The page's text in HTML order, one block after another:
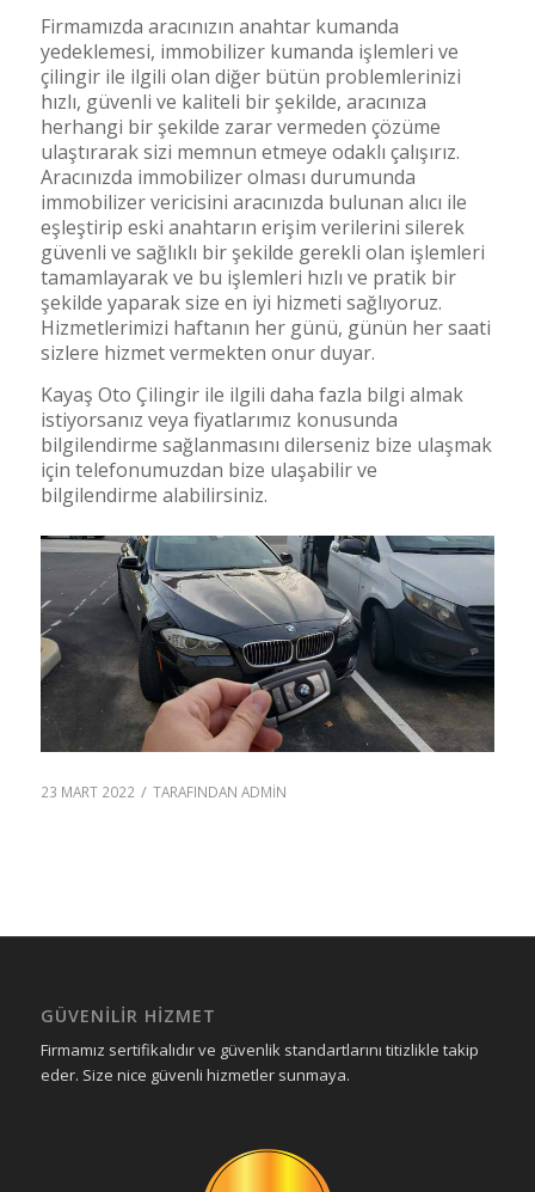
Firmamızda aracınızın anahtar kumanda
yedeklemesi, immobilizer kumanda işlemleri ve
çilingir ile ilgili olan diğer bütün problemlerinizi
hızlı, güvenli ve kaliteli bir şekilde, aracınıza
herhangi bir şekilde zarar vermeden çözüme
ulaştırarak sizi memnun etmeye odaklı çalışırız.
Aracınızda immobilizer olması durumunda
immobilizer vericisini aracınızda bulunan alıcı ile
eşleştirip eski anahtarın erişim verilerini silerek
güvenli ve sağlıklı bir şekilde gerekli olan işlemleri
tamamlayarak ve bu işlemleri hızlı ve pratik bir
şekilde yaparak size en iyi hizmeti sağlıyoruz.
Hizmetlerimizi haftanın her günü, günün her saati
sizlere hizmet vermekten onur duyar.
Kayaş Oto Çilingir ile ilgili daha fazla bilgi almak
istiyorsanız veya fiyatlarımız konusunda
bilgilendirme sağlanmasını dilerseniz bize ulaşmak
için telefonumuzdan bize ulaşabilir ve
bilgilendirme alabilirsiniz.
23 MART 2022 / TARAFINDAN ADMIN
GÜVENILIR HIZMET
Firmamız sertifikalıdır ve güvenlik standartlarını titizlikle takip
eder. Size nice güvenli hizmetler sunmaya.